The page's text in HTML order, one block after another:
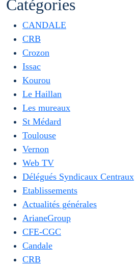
Catégories
CANDALE
CRB
Crozon
Issac
Kourou
Le Haillan
Les mureaux
St Médard
Toulouse
Vernon
Web TV
Délégués Syndicaux Centraux
Etablissements
Actualités générales
ArianeGroup
CFE-CGC
Candale
CRB